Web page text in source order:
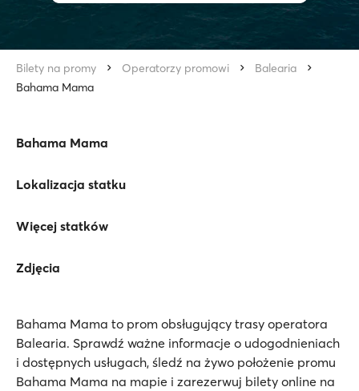
Bilety na promy Operatorzy promowi
Balearia
Bahama Mama
Bahama Mama
Lokalizacja statku
Więcej statków
Zdjęcia
Bahama Mama to prom obsługujący trasy operatora
Balearia. Sprawdź ważne informacje o udogodnieniach
i dostępnych usługach, śledź na żywo położenie promu
Bahama Mama na mapie i zarezerwuj bilety online na